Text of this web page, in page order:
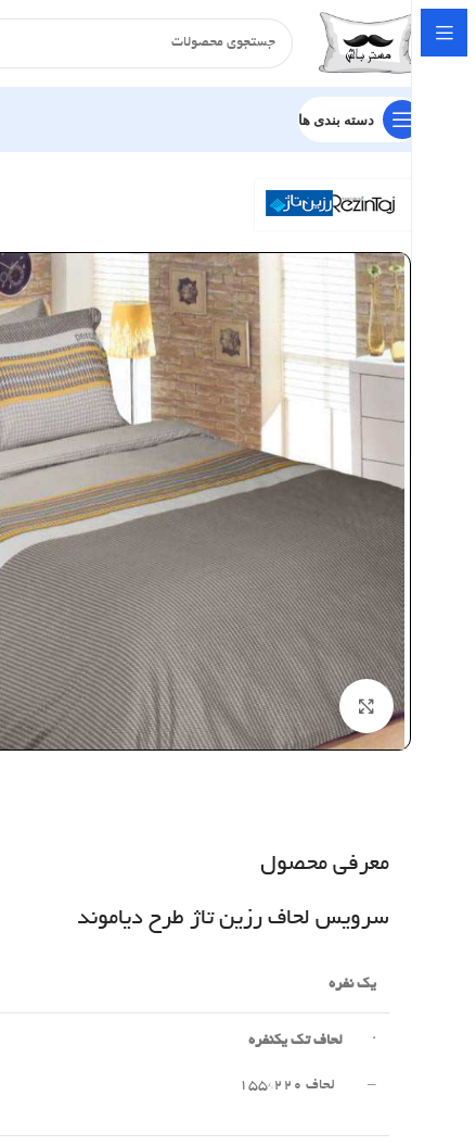
دسته بندی ها
خانه سرویس لحاف
بزرگنمایی تصویر
معرفی محصول
سرویس لحاف رزین تاژ طرح دیاموند
یک نفره
· لحاف تک یکنفره
– لحاف ۲۲۰*۱۵۵